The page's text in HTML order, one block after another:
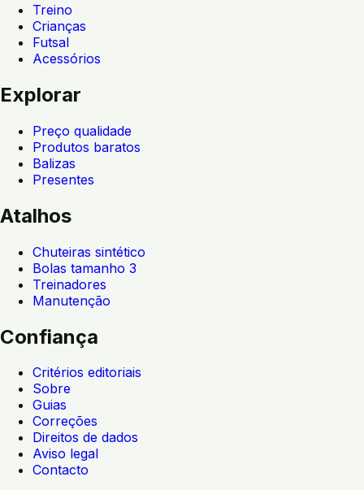
Treino
Crianças
Futsal
Acessórios
Explorar
Preço qualidade
Produtos baratos
Balizas
Presentes
Atalhos
Chuteiras sintético
Bolas tamanho 3
Treinadores
Manutenção
Confiança
Critérios editoriais
Sobre
Guias
Correções
Direitos de dados
Aviso legal
Contacto